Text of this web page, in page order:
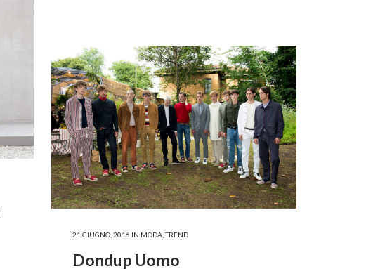
21 GIUGNO, 2016 IN MODA ,TREND
Dondup Uomo